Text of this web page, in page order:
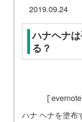
2019.09.24
ハナヘナ
る？
ハナ ヘナを塗布